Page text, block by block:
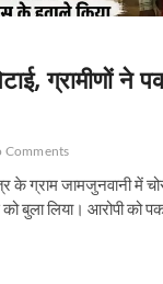
ग्रामीणों ने
Comments
के ग्राम जामजुनवानी में
बुला लिया। आरोपी को